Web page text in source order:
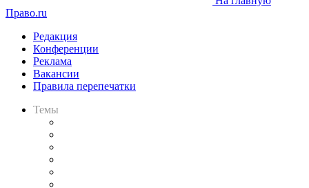
Право.ru
Редакция
Конференции
Реклама
Вакансии
Правила перепечатки
Темы